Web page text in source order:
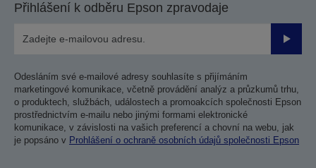
Přihlášení k odběru Epson zpravodaje
Odesláním své e-mailové adresy souhlasíte s přijímáním
marketingové komunikace, včetně provádění analýz a průzkumů trhu,
o produktech, službách, událostech a promoakcích společnosti Epson
prostřednictvím e-mailu nebo jinými formami elektronické
komunikace, v závislosti na vašich preferencí a chovní na webu, jak
je popsáno v Prohlášení o ochraně osobních údajů společnosti Epson